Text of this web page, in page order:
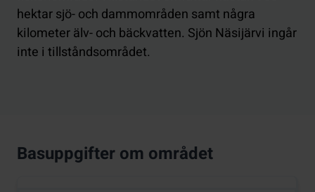
hektar sjö- och dammområden samt några
kilometer älv- och bäckvatten. Sjön Näsijärvi ingår
inte i tillståndsområdet.
Basuppgifter om området